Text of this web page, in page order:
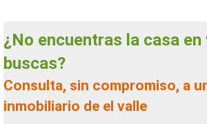
¿No encuentras la casa en venta que
buscas?
Consulta, sin compromiso, a un agente
inmobiliario de el valle